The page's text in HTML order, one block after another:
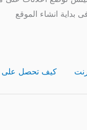
انشاء الموقع
كيف تحصل على